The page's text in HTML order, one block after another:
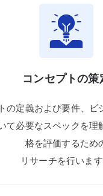
コンセプトの策
の定義および要件、 ビ
て必要なスペックを理
格を評価するため
リサーチを行います